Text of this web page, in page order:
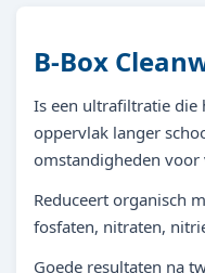
B-Box
Is een ultrafiltratie die
oppervlak langer
omstandigheden voor
Reduceert organisch
fosfaten, nitraten,
Goede resultaten na